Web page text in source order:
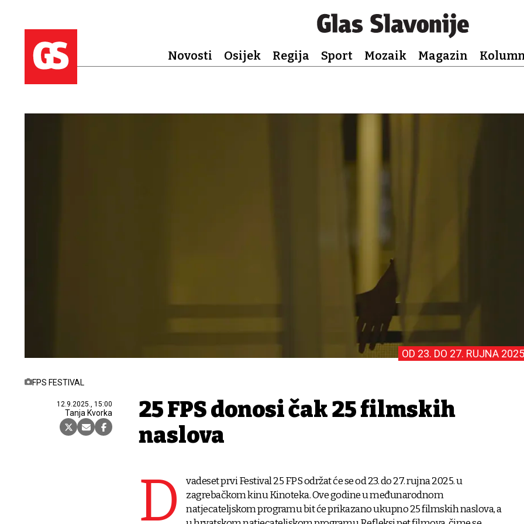
Novosti Osijek Regija Sport Mozaik Magazin
FPS FESTIVAL
12.9.2025., 15:00
Tanja Kvorka
OD 23. DO 27. RUJNA
25 FPS donosi čak 25 filmskih
naslova
D
vadeset prvi Festival 25 FPS održat će se od 23. do 27. rujna 2025. u
zagrebačkom kinu Kinoteka. Ove godine u međunarodnom
natjecateljskom programu bit će prikazano ukupno 25 filmskih naslova, a